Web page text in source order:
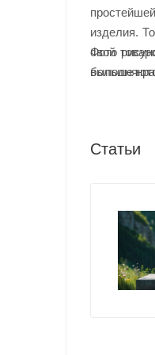
изделия.
свой
больше
Фото
Статьи